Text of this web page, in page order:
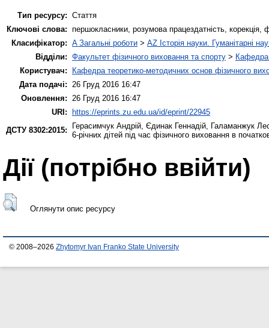
Тип ресурсу: Стаття
Ключові слова: першокласники, розумова працездатність, корекція,
Класифікатор: A Загальні роботи > AZ Історія науки. Гуманітарні
Відділи: Факультет фізичного виховання та спорту > Кафедра
Користувач:
Кафедра теоретико-методичних основ фізичного
Дата подачі:
26 Груд 2016 16:47
Оновлення:
26 Груд 2016 16:47
URI: https://eprints.zu.edu.ua/id/eprint/22945
ДСТУ 8302:2015:
Герасимчук Андрій Єдинак Геннадій Галаманжук
6-річних дітей під час фізичного виховання в
Дії ​​(потрібно ввійти)
Оглянути опис ресурсу
© 2008–2026 Zhytomyr Ivan Franko State University